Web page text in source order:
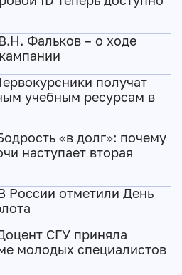
Фальков – о ходе
получат
учебным ресурсам в
«в долг»: почему
наступает вторая
России отметили День
СГУ приняла
молодых специалистов